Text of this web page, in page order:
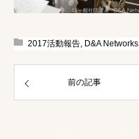
2017活動報告, D&A Networks
前の記事